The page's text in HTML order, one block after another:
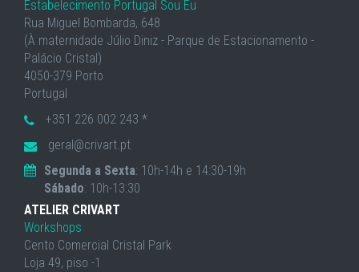
Estabelecimento Portugal Sou Eu
Rua Miguel Bombarda, 648
(À maternidade Júlio Diniz - Parque de Estacionamento -
Palácio Cristal)
4050-379 Porto
Portugal
+351 226 002 243 *
geral@crivart.pt
Segunda a Sexta: 10h-14h e 14:30-19h
Sábado: 10h-13:30
ATELIER CRIVART
Workshops
Cento Comercial Cristal Park
Loja 49, piso -1